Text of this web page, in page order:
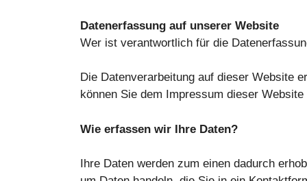
Datenerfassung auf unserer Website
Wer ist verantwortlich für die
Die Datenverarbeitung auf dieser Website
können Sie dem Impressum dieser Website
Wie erfassen wir Ihre Daten?
Ihre Daten werden zum einen dadurch